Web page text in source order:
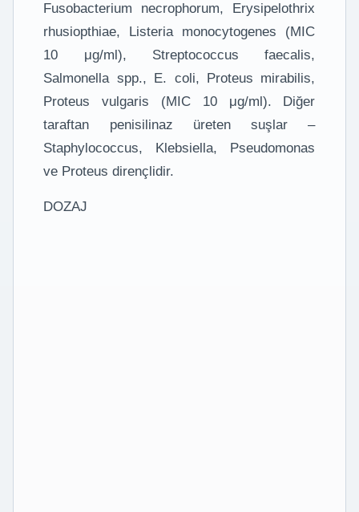
Fusobacterium necrophorum, Erysipelothrix
rhusiopthiae, Listeria monocytogenes (MIC
10 μg/ml), Streptococcus faecalis,
Salmonella spp., E. coli, Proteus mirabilis,
Proteus vulgaris (MIC 10 μg/ml). Diğer
taraftan penisilinaz üreten suşlar –
Staphylococcus, Klebsiella, Pseudomonas
ve Proteus dirençlidir.
DOZAJ